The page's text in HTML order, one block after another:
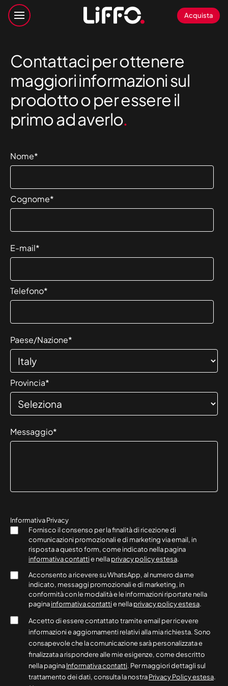
Acquista
Contattaci per ottenere
maggiori informazioni sul
prodotto o per essere il
primo ad averlo.
Nome*
Cognome*
E-mail*
Telefono*
Paese/Nazione*
Provincia*
Messaggio*
Informativa Privacy
Fornisco il consenso per la finalità di ricezione di
comunicazioni promozionali e di marketing via email, in
risposta a questo form, come indicato nella pagina
informativa contattie nellaprivacy policy estesa.
Acconsento a ricevere su WhatsApp, al numero da me
indicato, messaggi promozionali e di marketing, in
conformità con le modalità e le informazioni riportate nella
paginainformativa contattie nellaprivacy policy estesa.
Accetto di essere contattato tramite email per ricevere
informazioni e aggiornamenti relativi alla mia richiesta. Sono
consapevole che la comunicazione sarà personalizzata e
finalizzata a rispondere alle mie esigenze, come descritto
nella paginaInformativa contatti. Per maggiori dettagli sul
trattamento dei dati, consulta la nostraPrivacy Policy estesa.